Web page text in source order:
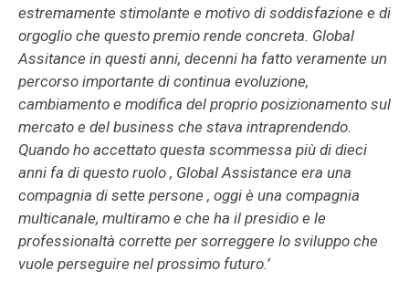
estremamente stimolante e motivo di soddisfazione e di
orgoglio che questo premio rende concreta. Global
Assitance in questi anni, decenni ha fatto veramente un
percorso importante di continua evoluzione,
cambiamento e modifica del proprio posizionamento sul
mercato e del business che stava intraprendendo.
Quando ho accettato questa scommessa più di dieci
anni fa di questo ruolo , Global Assistance era una
compagnia di sette persone , oggi è una compagnia
multicanale, multiramo e che ha il presidio e le
professionaltà corrette per sorreggere lo sviluppo che
vuole perseguire nel prossimo futuro.’